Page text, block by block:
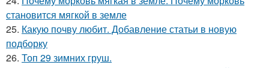
становится мягкой в земле
25. Какую почву любит. Добавление статьи в новую
подборку
26. Топ 29 зимних груш.